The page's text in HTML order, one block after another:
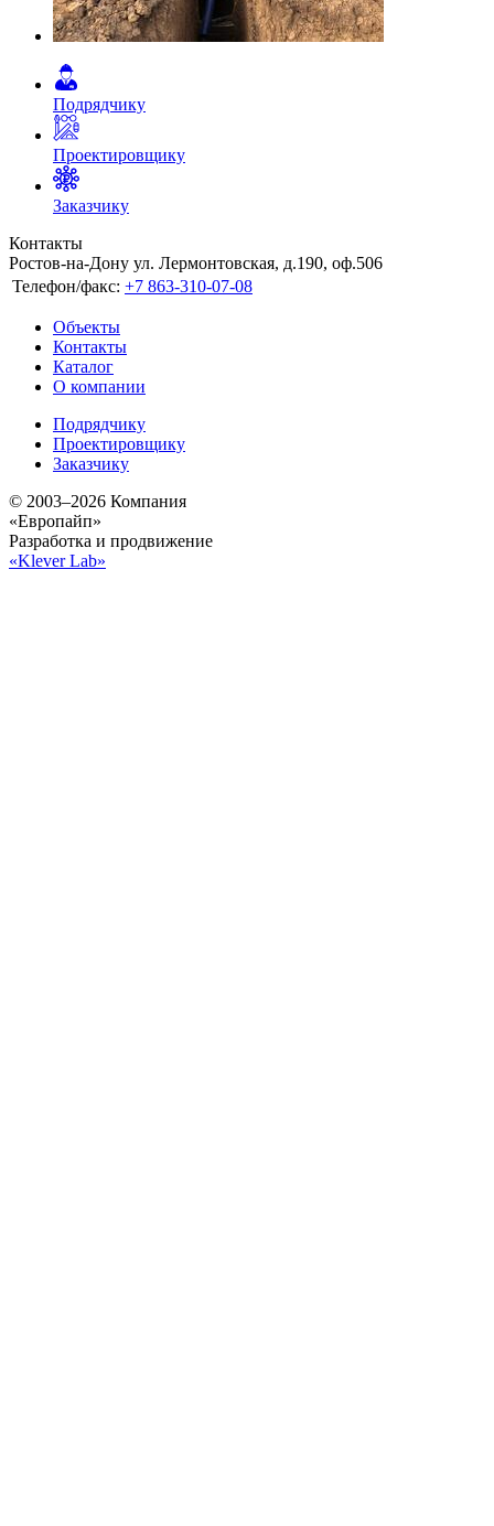
Подрядчику
Проектировщику
Заказчику
Контакты
Ростов-на-Дону ул. Лермонтовская, д.190, оф.506
Телефон/факс: +7 863-310-07-08
Объекты
Контакты
Каталог
О компании
Подрядчику
Проектировщику
Заказчику
© 2003–2026 Компания
«Европайп»
Разработка и продвижение
«Klever Lab»